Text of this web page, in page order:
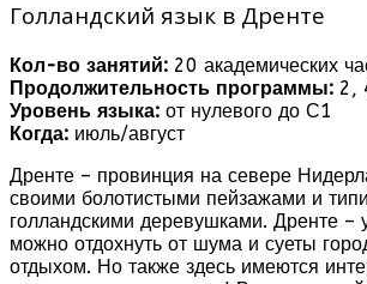
Голландский язык в Дренте
Кол-во занятий: 20 академических
Продолжительность программы: 2,
Уровень языка: от нулевого до С1
Когда: июль/август
Дренте – провинция на севере
своими болотистыми пейзажами и
голландскими деревушками. Дренте –
можно отдохнуть от шума и суеты
отдыхом. Но также здесь имеются